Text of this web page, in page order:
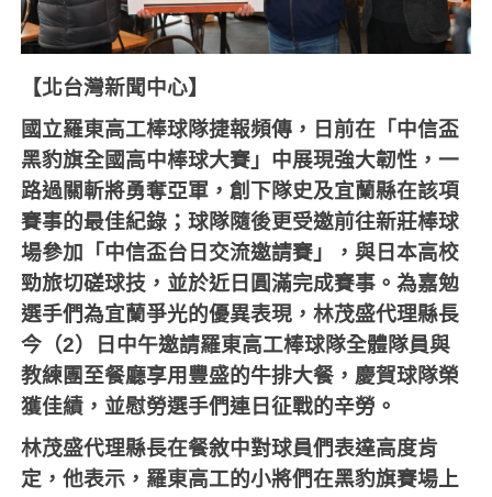
【北台灣新聞中心】
國立羅東高工棒球隊捷報頻傳，日前在「中信盃
黑豹旗全國高中棒球大賽」中展現強大韌性，一
路過關斬將勇奪亞軍，創下隊史及宜蘭縣在該項
賽事的最佳紀錄；球隊隨後更受邀前往新莊棒球
場參加「中信盃台日交流邀請賽」，與日本高校
勁旅切磋球技，並於近日圓滿完成賽事。為嘉勉
選手們為宜蘭爭光的優異表現，林茂盛代理縣長
今（2）日中午邀請羅東高工棒球隊全體隊員與
教練團至餐廳享用豐盛的牛排大餐，慶賀球隊榮
獲佳績，並慰勞選手們連日征戰的辛勞。
林茂盛代理縣長在餐敘中對球員們表達高度肯
定，他表示，羅東高工的小將們在黑豹旗賽場上